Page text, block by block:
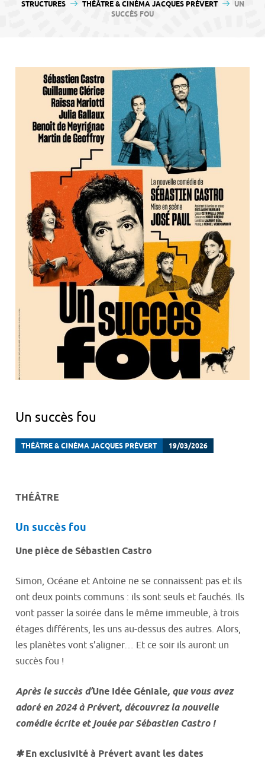
STRUCTURES
THÉÂTRE & CINÉMA JACQUES PRÉVERT
UN
SUCCÈS FOU
Un succès fou
THÉÂTRE & CINÉMA JACQUES PRÉVERT 19/03/2026
THÉÂTRE
Un succès fou
Une pièce de Sébastien Castro
Simon, Océane et Antoine ne se connaissent pas et ils
ont deux points communs : ils sont seuls et fauchés. Ils
vont passer la soirée dans le même immeuble, à trois
étages différents, les uns au-dessus des autres. Alors,
les planètes vont s’aligner… Et ce soir ils auront un
succès fou !
Après le succès d’Une Idée Géniale, que vous avez
adoré en 2024 à Prévert, découvrez la nouvelle
comédie écrite et jouée par Sébastien Castro !
✱En exclusivité à Prévert avant les dates